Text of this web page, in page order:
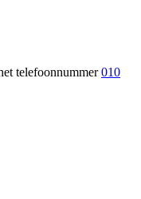
telefoonnummer 010